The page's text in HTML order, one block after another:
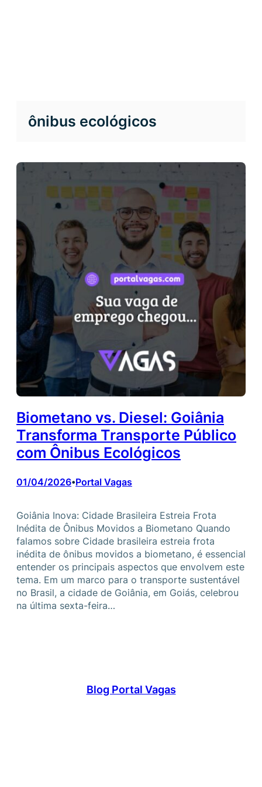
ônibus ecológicos
Biometano vs. Diesel: Goiânia
Transforma Transporte Público
com Ônibus Ecológicos
01/04/2026•Portal Vagas
Goiânia Inova: Cidade Brasileira Estreia Frota
Inédita de Ônibus Movidos a Biometano Quando
falamos sobre Cidade brasileira estreia frota
inédita de ônibus movidos a biometano, é essencial
entender os principais aspectos que envolvem este
tema. Em um marco para o transporte sustentável
no Brasil, a cidade de Goiânia, em Goiás, celebrou
na última sexta-feira…
Blog Portal Vagas